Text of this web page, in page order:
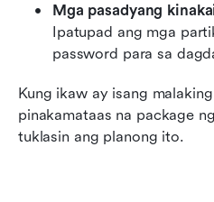
Mga pasadyang
Ipatupad ang mga
password para sa
Kung ikaw ay isang
pinakamataas na package
tuklasin ang planong ito.